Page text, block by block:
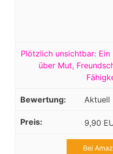
Plötzlich unsichtbar:
über Mut,
Aktuell
9,90
Bei